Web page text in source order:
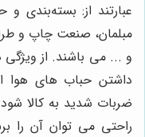
عبارتند از: بسته‌بندی
مبلمان، صنعت چاپ و
و ... می باشند. از
داشتن حباب های هوا
ضربات شدید به کالا
راحتی می توان آن را